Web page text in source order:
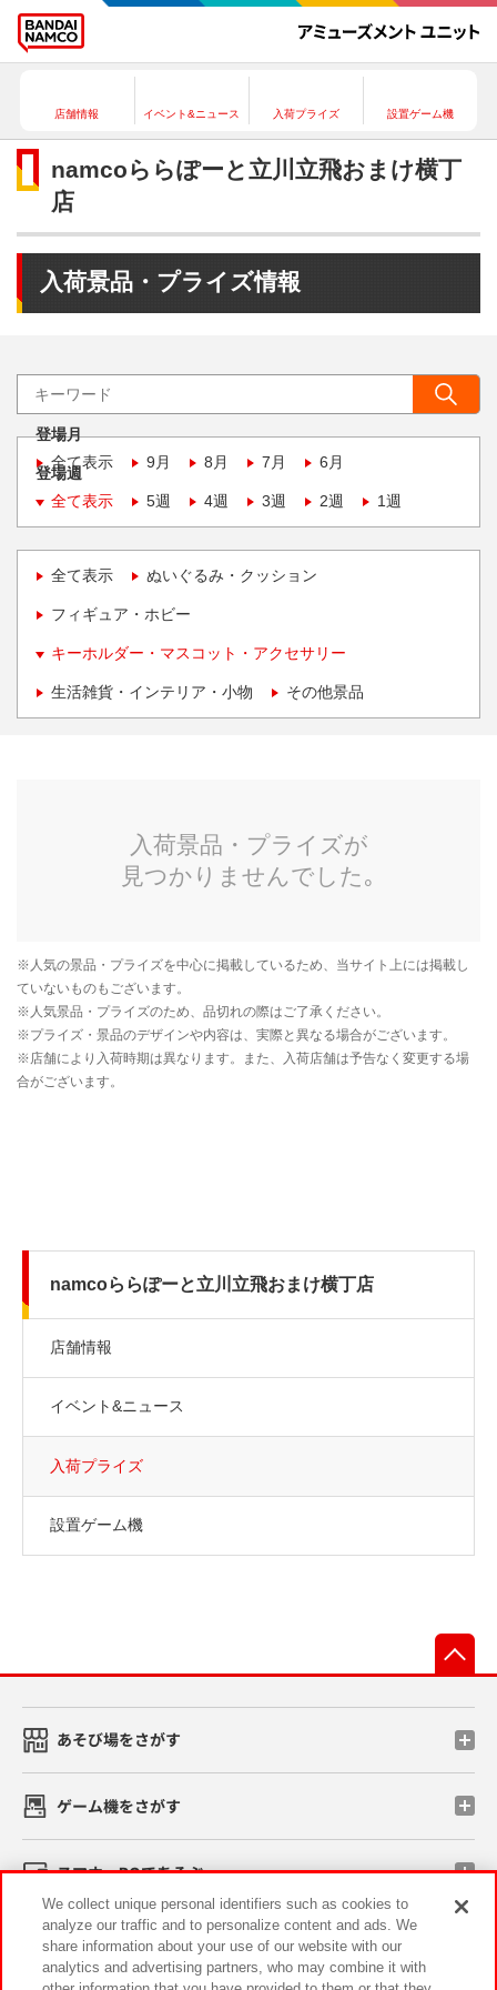
店舗情報 イベント&ニュース 入荷プライズ 設置ゲーム機
namcoららぽーと立川立飛おまけ横丁
店
入荷景品・プライズ情報
登場月
全て表示
9月 8月 7月 6月
登場週
全て表示
5週 4週 3週 2週 1週
全て表示 ぬいぐるみ・クッション
フィギュア・ホビー
キーホルダー・マスコット・アクセサリー
生活雑貨・インテリア・小物 その他景品
namcoららぽーと立川立飛おまけ横丁店
店舗情報
イベント&ニュース
入荷プライズ
設置ゲーム機
あそび場をさがす
ゲーム機をさがす
スマホ・PCであそぶ
イベント・キャンペーン
We collect unique personal identifiers such as cookies to
analyze our traffic and to personalize content and ads. We
share information about your use of our website with our
analytics and advertising partners, who may combine it with